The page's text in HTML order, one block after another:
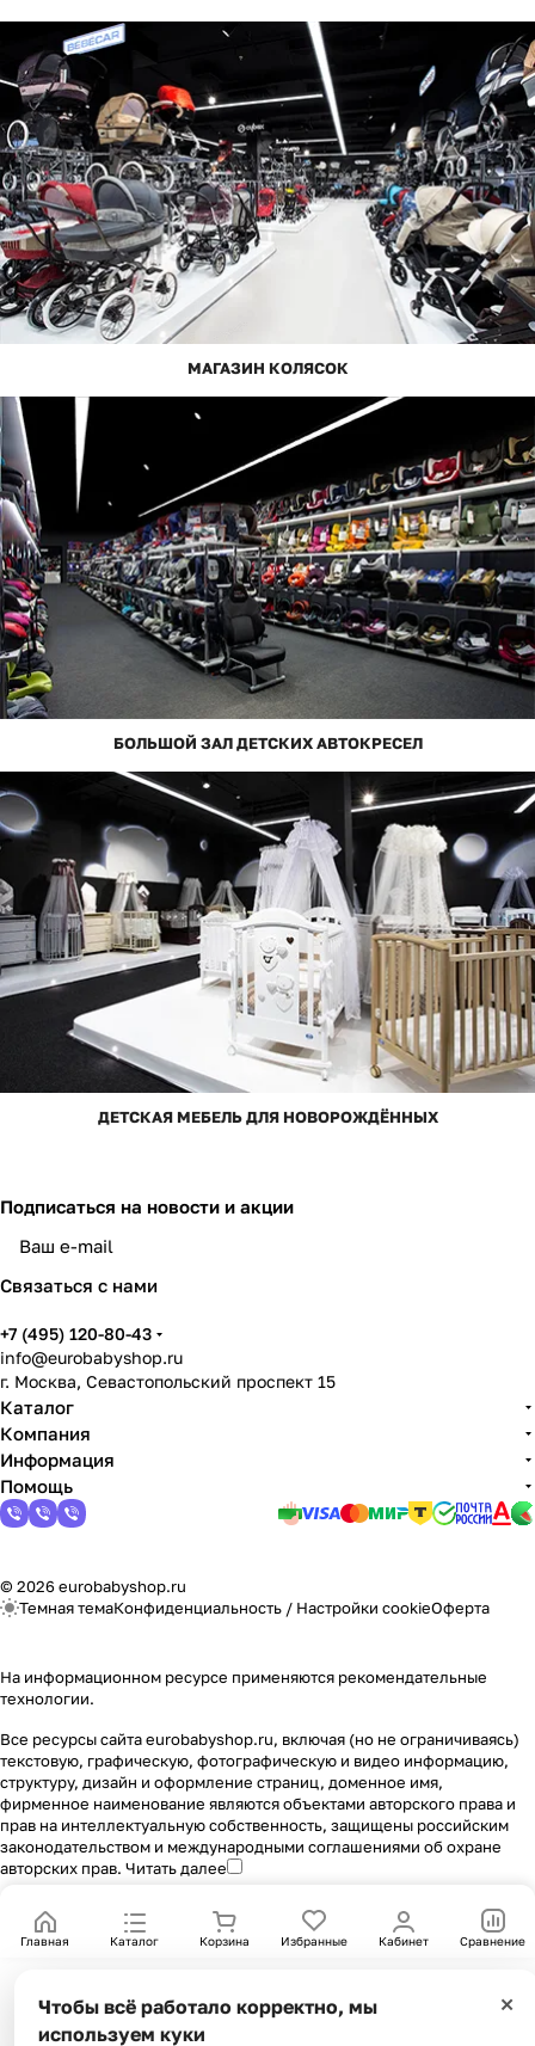
МАГАЗИН КОЛЯСОК
БОЛЬШОЙ ЗАЛ ДЕТСКИХ АВТОКРЕСЕЛ
ДЕТСКАЯ МЕБЕЛЬ ДЛЯ НОВОРОЖДЁННЫХ
Подписаться на новости и акции
Связаться с нами
+7 (495) 120-80-43
info@eurobabyshop.ru
г. Москва, Севастопольский проспект 15
Каталог
Компания
Информация
Помощь
© 2026 eurobabyshop.ru
Темная темаКонфиденциальность / Настройки cookieОферта
На информационном ресурсе применяются рекомендательные
технологии.
Все ресурсы сайта eurobabyshop.ru, включая (но не ограничиваясь)
текстовую, графическую, фотографическую и видео информацию,
структуру, дизайн и оформление страниц, доменное имя,
фирменное наименование являются объектами авторского права и
прав на интеллектуальную собственность, защищены российским
законодательством и международными соглашениями об охране
авторских прав. Читать далее
×
Чтобы всё работало корректно, мы
используем куки
Главная Каталог Корзина Избранные Кабинет Сравнение